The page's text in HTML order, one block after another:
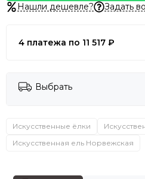
Нашли дешевле? Задать
4 платежа по 11 517 ₽
Выбрать
Искусственные ёлки
Искусственная ель Норвежская